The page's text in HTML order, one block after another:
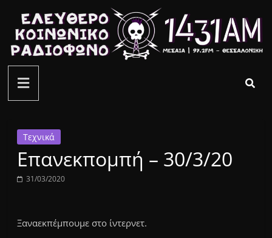
περιεχόμενο
ελεύθερο
κοινωνικό
ραδιόφωνο
1431AM
Τεχνικά
Επανεκπομπή – 30/3/20
31/03/2020
Ξαναεκπέμπουμε στο ίντερνετ.